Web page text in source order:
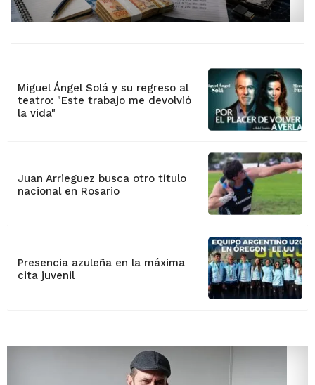
Miguel Ángel Solá y su regreso al
teatro: "Este trabajo me devolvió
la vida"
Juan Arrieguez busca otro título
nacional en Rosario
Presencia azuleña en la máxima
cita juvenil